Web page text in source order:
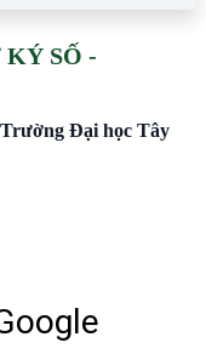
KÝ SỐ -
Đại học Tây